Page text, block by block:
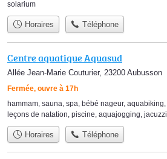
solarium
Horaires Téléphone
Centre aquatique Aquasud
Allée Jean-Marie Couturier, 23200 Aubusson
Fermée, ouvre à 17h
hammam sauna spa bébé nageur, aquabiking
leçons de natation piscine aquajogging jacuzzi
Horaires Téléphone